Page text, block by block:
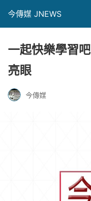
今傳媒 JNEWS
一起快樂學習
亮眼
今傳媒